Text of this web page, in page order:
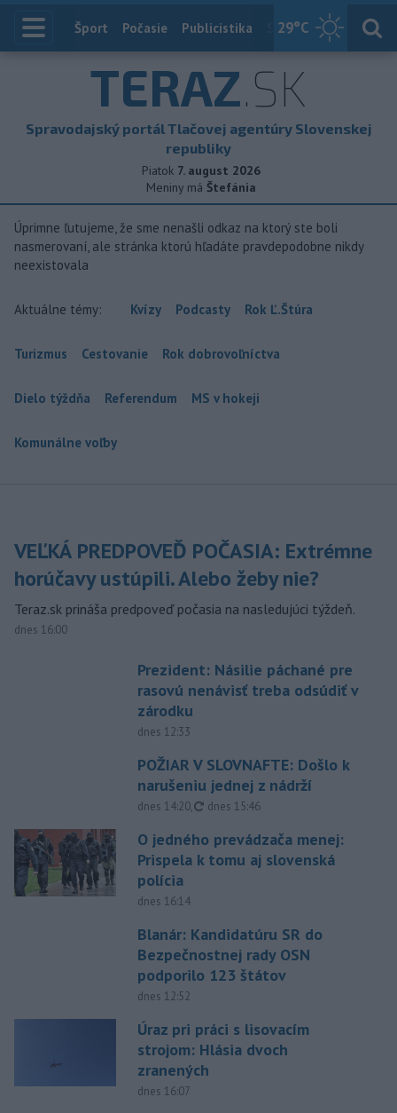
29°C
Index
Šport Počasie Publicistika Slovensko
TERAZ.SK
Spravodajský portál Tlačovej agentúry Slovenskej
republiky
Piatok 7. august 2026
Meniny má Štefánia
Úprimne ľutujeme, že sme nenašli odkaz na ktorý ste boli
nasmerovaní, ale stránka ktorú hľadáte pravdepodobne nikdy
neexistovala
Aktuálne témy: Kvízy Podcasty Rok Ľ.Štúra
Turizmus Cestovanie Rok dobrovoľníctva
Dielo týždňa Referendum MS v hokeji
Komunálne voľby
VEĽKÁ PREDPOVEĎ POČASIA: Extrémne
horúčavy ustúpili. Alebo žeby nie?
Teraz.sk prináša predpoveď počasia na nasledujúci týždeň.
dnes 16:00
Prezident: Násilie páchané pre
rasovú nenávisť treba odsúdiť v
zárodku
dnes 12:33
POŽIAR V SLOVNAFTE: Došlo k
narušeniu jednej z nádrží
dnes 14:20, aktualizované
dnes 15:46
O jedného prevádzača menej:
Prispela k tomu aj slovenská
polícia
dnes 16:14
Blanár: Kandidatúru SR do
Bezpečnostnej rady OSN
podporilo 123 štátov
dnes 12:52
Úraz pri práci s lisovacím
strojom: Hlásia dvoch
zranených
dnes 16:07